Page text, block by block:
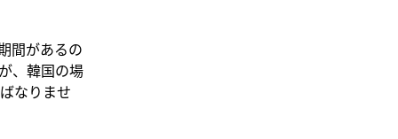
間があるの
、韓国の場
なりませ